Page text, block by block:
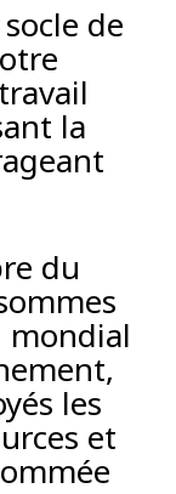
de
la
du
mondial
les
et